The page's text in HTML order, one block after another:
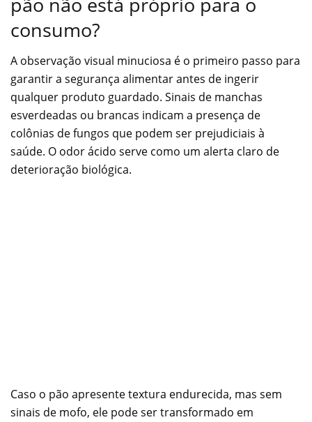
consumo?
A observação visual minuciosa é o primeiro passo para
garantir a segurança alimentar antes de ingerir
qualquer produto guardado. Sinais de manchas
esverdeadas ou brancas indicam a presença de
colônias de fungos que podem ser prejudiciais à
saúde. O odor ácido serve como um alerta claro de
deterioração biológica.
Caso o pão apresente textura endurecida, mas sem
sinais de mofo, ele pode ser transformado em